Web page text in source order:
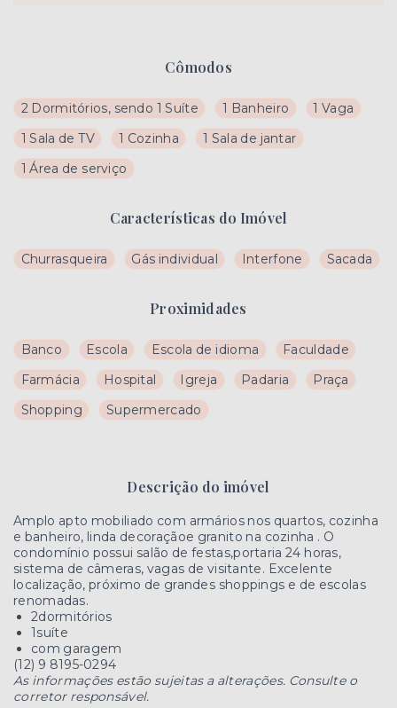
Cômodos
2 Dormitórios, sendo 1 Suíte 1 Banheiro
1 Vaga
1 Sala de TV
1 Cozinha
1 Sala de jantar
1 Área de serviço
Características do Imóvel
Churrasqueira Gás individual Interfone Sacada
Proximidades
Banco Escola Escola de idioma
Faculdade
Farmácia
Hospital Igreja Padaria
Praça
Shopping
Supermercado
Descrição do imóvel
Amplo apto mobiliado com armários nos quartos, cozinha
e banheiro, linda decoraçãoe granito na cozinha . O
condomínio possui salão de festas,portaria 24 horas,
sistema de câmeras, vagas de visitante. Excelente
localização, próximo de grandes shoppings e de escolas
renomadas.
2dormitórios
1suíte
com garagem
(12) 9 8195-0294
As informações estão sujeitas a alterações. Consulte o
corretor responsável.